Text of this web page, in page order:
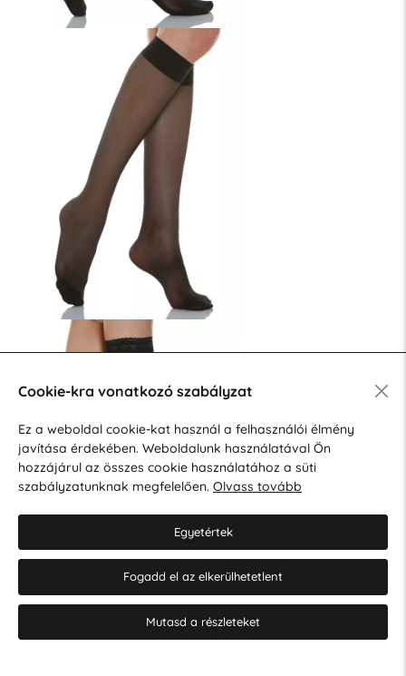
Terhesharisnya 12-17 Hgmm Mikroszálas terhességi harisnya 12-17 Hgmm
Cookie-kra vonatkozó szabályzat
Ez a weboldal cookie-kat használ a felhasználói élmény
javítása érdekében. Weboldalunk használatával Ön
hozzájárul az összes cookie használatához a süti
szabályzatunknak megfelelően. Olvass tovább
Egyetértek
Fogadd el az elkerülhetetlent
Mutasd a részleteket